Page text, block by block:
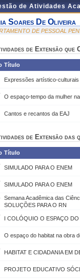
de Atividades
Soares De Oliveira
DE PESSOAL
de Extensão que
Título
Expressões artístico-
O espaço-tempo da mulher
Cantos e recantos da EAJ
de Extensão das
Título
SIMULADO PARA O ENEM
SIMULADO PARA O ENEM
Semana Acadêmica das
SOLUÇÕES PARA O RN
I COLÓQUIO O ESPAÇO
O espaço do habitat na obra
HABITAT E CIDADANIA EM
PROJETO EDUCATIVO